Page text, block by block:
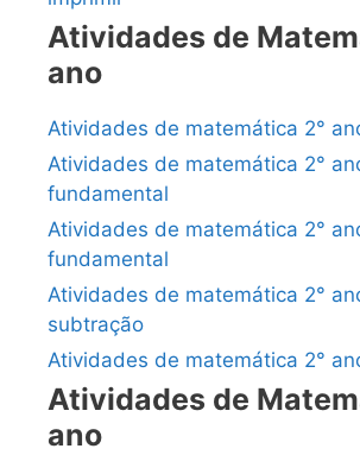
Atividades de
ano
Atividades de matemática 2°
Atividades de matemática 2°
fundamental
Atividades de matemática 2°
fundamental
Atividades de matemática 2°
subtração
Atividades de matemática 2°
Atividades de
ano